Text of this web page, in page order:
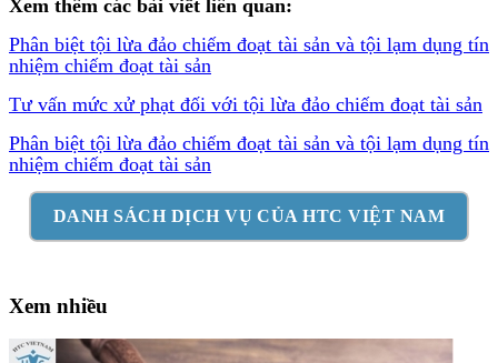
Xem thêm các bài viết liên quan:
Phân biệt tội lừa đảo chiếm đoạt tài sản và tội lạm dụng tín
nhiệm chiếm đoạt tài sản
Tư vấn mức xử phạt đối với tội lừa đảo chiếm đoạt tài sản
Phân biệt tội lừa đảo chiếm đoạt tài sản và tội lạm dụng tín
nhiệm chiếm đoạt tài sản
DANH SÁCH DỊCH VỤ CỦA HTC VIỆT NAM
Xem nhiều